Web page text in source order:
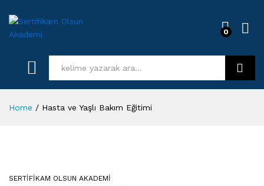
0
Home / Hasta ve Yaşlı Bakım Eğitimi
SERTIFIKAM OLSUN AKADEMI